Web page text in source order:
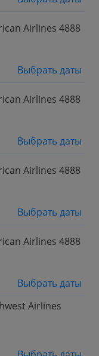
Airlines 4888
Выбрать даты
Airlines 4888
Выбрать даты
Airlines 4888
Выбрать даты
Airlines 4888
Выбрать даты
Airlines